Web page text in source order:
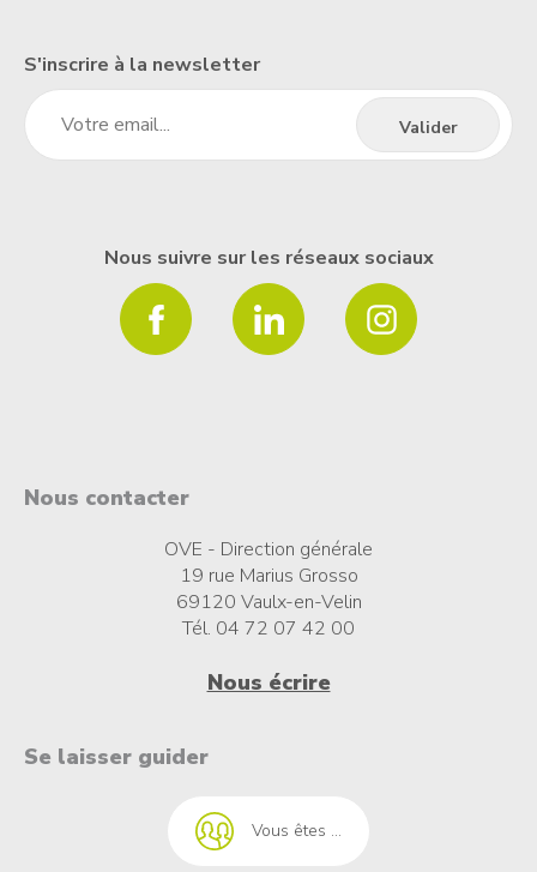
S'inscrire à la newsletter
Nous suivre sur les réseaux sociaux
Nous contacter
OVE - Direction générale
19 rue Marius Grosso
69120 Vaulx-en-Velin
Tél. 04 72 07 42 00
Nous écrire
Se laisser guider
Vous êtes ...